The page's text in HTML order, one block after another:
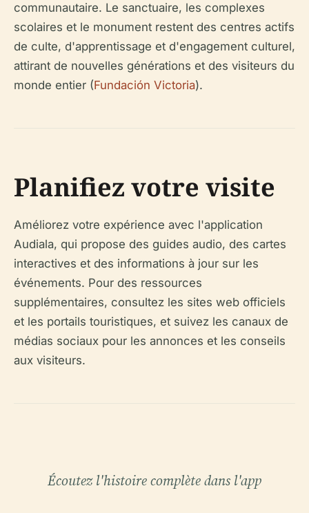
communautaire. Le sanctuaire, les complexes
scolaires et le monument restent des centres actifs
de culte, d'apprentissage et d'engagement culturel,
attirant de nouvelles générations et des visiteurs du
monde entier (Fundación Victoria).
Planifiez votre visite
Améliorez votre expérience avec l'application
Audiala, qui propose des guides audio, des cartes
interactives et des informations à jour sur les
événements. Pour des ressources
supplémentaires, consultez les sites web officiels
et les portails touristiques, et suivez les canaux de
médias sociaux pour les annonces et les conseils
aux visiteurs.
Écoutez l'histoire complète dans l'app